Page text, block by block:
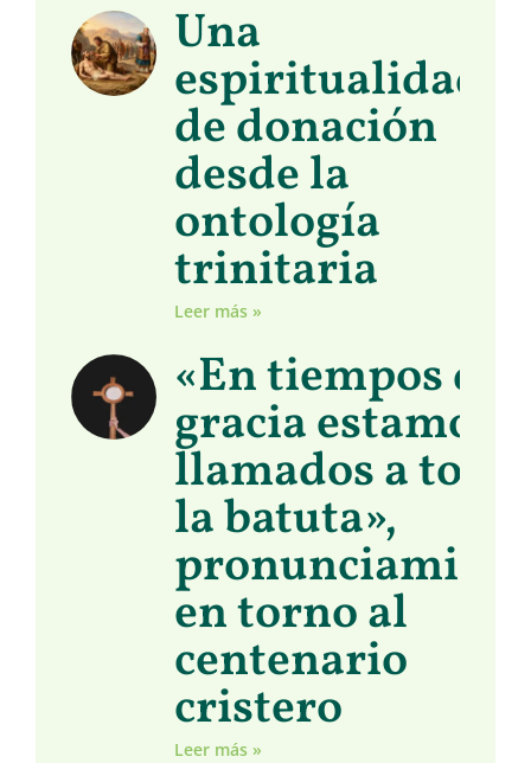
Una
espiritualidad
de donación
desde la
ontología
trinitaria
Leer más »
«En tiempos de
gracia estamos
llamados a
la batuta»,
en torno al
centenario
cristero
Leer más »